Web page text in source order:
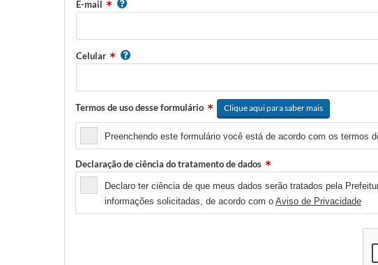
E-mail
Celular
Termos de uso desse formulário Clique aqui para saber mais
Preenchendo este formulário você está de acordo com os termos
Declaração de ciência do tratamento de dados
Declaro ter ciência de que meus dados serão tratados pela
informações solicitadas, de acordo com o Aviso de Privacidade